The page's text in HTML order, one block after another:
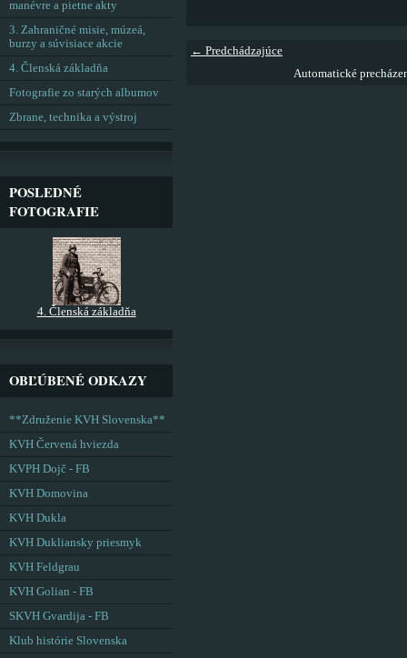
← Predchádzajúce
Automatické
manévre a pietne akty
3. Zahraničné misie, múzeá,
burzy a súvisiace akcie
4. Členská základňa
Fotografie zo starých albumov
Zbrane, technika a výstroj
POSLEDNÉ
FOTOGRAFIE
4. Členská základňa
OBĽÚBENÉ ODKAZY
**Združenie KVH Slovenska**
KVH Červená hviezda
KVPH Dojč - FB
KVH Domovina
KVH Dukla
KVH Dukliansky priesmyk
KVH Feldgrau
KVH Golian - FB
SKVH Gvardija - FB
Klub histórie Slovenska